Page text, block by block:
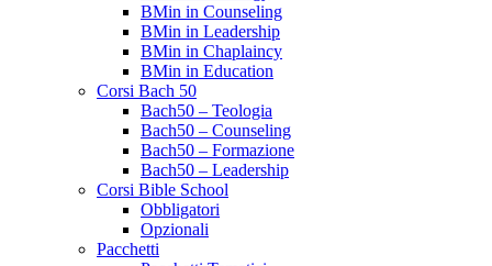
BMin in Counseling
BMin in Leadership
BMin in Chaplaincy
BMin in Education
Corsi Bach 50
Bach50 – Teologia
Bach50 – Counseling
Bach50 – Formazione
Bach50 – Leadership
Corsi Bible School
Obbligatori
Opzionali
Pacchetti